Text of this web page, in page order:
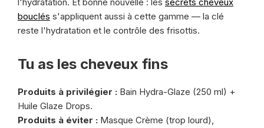
bouclés s'appliquent aussi à cette gamme — la clé
reste l'hydratation et le contrôle des frisottis.
Tu as les cheveux fins
Produits à privilégier : Bain Hydra-Glaze (250 ml) +
Huile Glaze Drops.
Produits à éviter : Masque Crème (trop lourd),